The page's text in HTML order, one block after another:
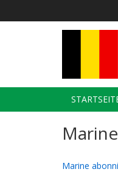
Main
Marine
Marine